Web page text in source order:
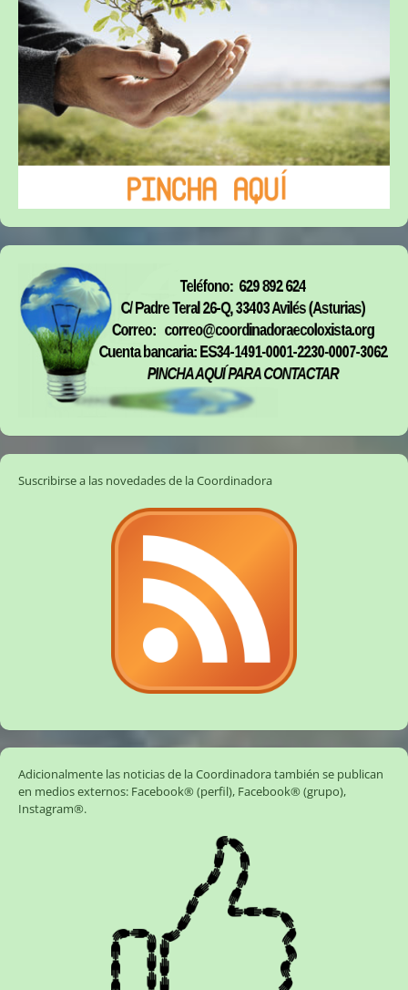
Suscribirse a las novedades de la Coordinadora
Adicionalmente las noticias de la Coordinadora también se publican
en medios externos: Facebook® (perfil), Facebook® (grupo),
Instagram®.